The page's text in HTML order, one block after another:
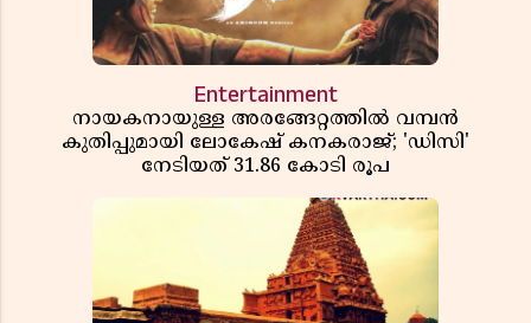
Entertainment
നായകനായുള്ള അരങ്ങേറ്റത്തിൽ വമ്പൻ
കുതിപ്പുമായി ലോകേഷ് കനകരാജ്; 'ഡിസി'
നേടിയത് 31.86 കോടി രൂപ